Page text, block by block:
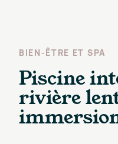
BIEN-ÊTRE ET SPA
Piscine
rivière